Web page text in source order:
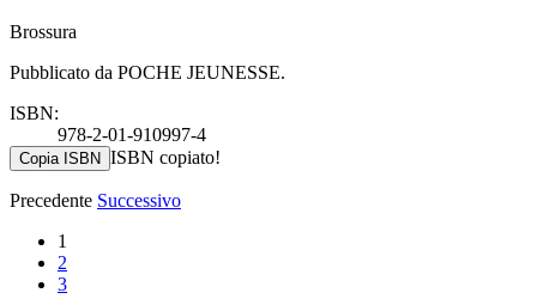
Brossura
Pubblicato da POCHE JEUNESSE.
ISBN:
978-2-01-910997-4
Copia ISBN ISBN copiato!
Precedente Successivo
1
2
3